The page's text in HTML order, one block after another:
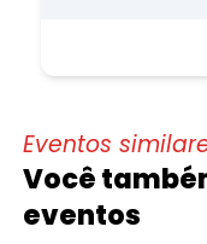
Eventos
Você
eventos